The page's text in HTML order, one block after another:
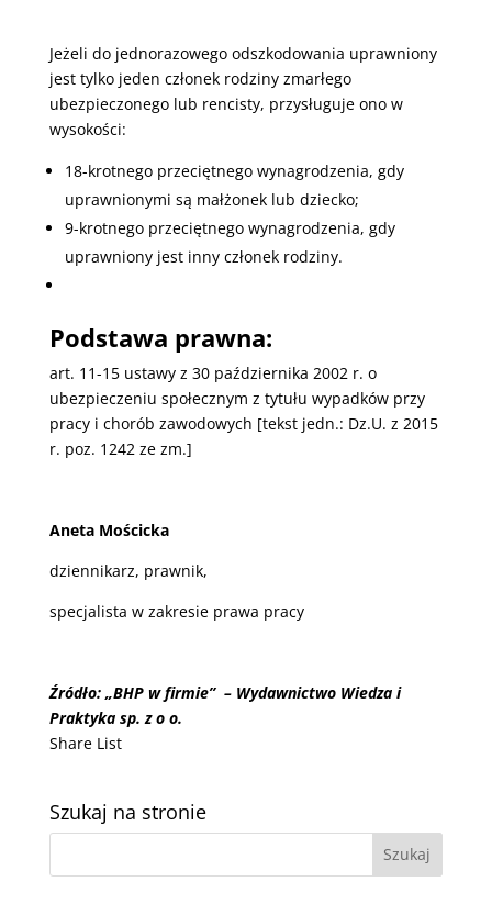
Jeżeli do jednorazowego odszkodowania uprawniony
jest tylko jeden członek rodziny zmarłego
ubezpieczonego lub rencisty, przysługuje ono w
wysokości:
18-krotnego przeciętnego wynagrodzenia, gdy
uprawnionymi są małżonek lub dziecko;
9-krotnego przeciętnego wynagrodzenia, gdy
uprawniony jest inny członek rodziny.
Podstawa prawna:
art. 11-15 ustawy z 30 października 2002 r. o
ubezpieczeniu społecznym z tytułu wypadków przy
pracy i chorób zawodowych [tekst jedn.: Dz.U. z 2015
r. poz. 1242 ze zm.]
Aneta Mościcka
dziennikarz, prawnik,
specjalista w zakresie prawa pracy
Źródło: „BHP w firmie” – Wydawnictwo Wiedza i
Praktyka sp. z o o.
Share List
Szukaj na stronie